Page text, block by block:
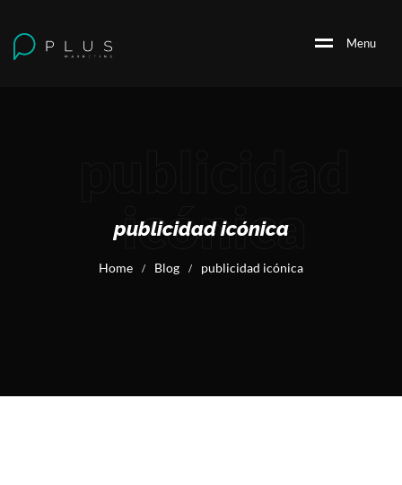
Menu
icónica
publicidad icónica
Home / Blog / publicidad icónica